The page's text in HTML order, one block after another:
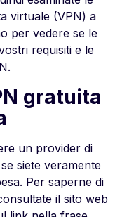
virtuale (VPN) a
per vedere se le
requisiti e le
gratuita
un provider di
siete veramente
Per saperne di
il sito web